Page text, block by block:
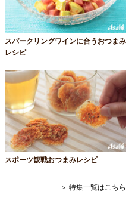
スパークリングワインに合うおつまみ
レシピ
スポーツ観戦おつまみレシピ
＞ 特集一覧はこちら